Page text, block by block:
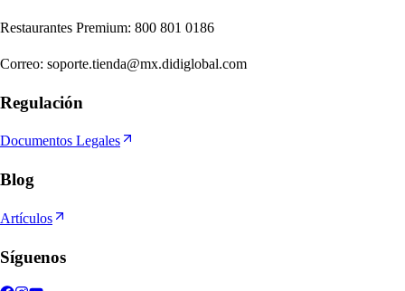
Restaurantes Premium: 800 801 0186
Correo: soporte.tienda@mx.didiglobal.com
Regulación
Documentos Legales
Blog
Artículos
Síguenos